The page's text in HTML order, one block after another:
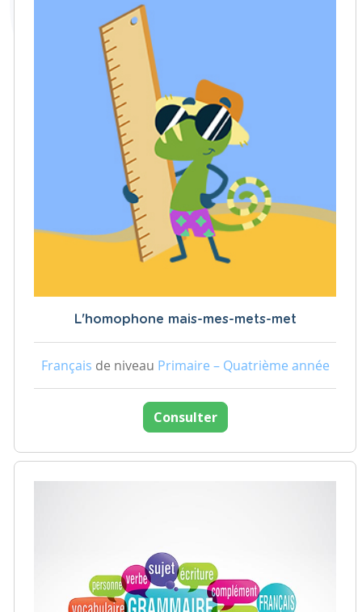
L'homophone mais-mes-mets-met
Français de niveau Primaire – Quatrième année
Consulter